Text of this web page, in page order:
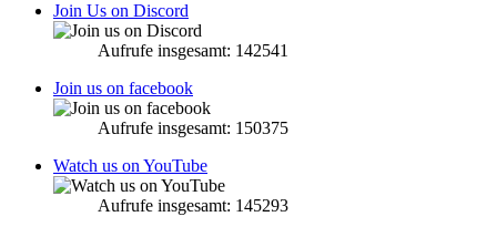
Join Us on Discord
Aufrufe insgesamt: 142541
Join us on facebook
Aufrufe insgesamt: 150375
Watch us on YouTube
Aufrufe insgesamt: 145293